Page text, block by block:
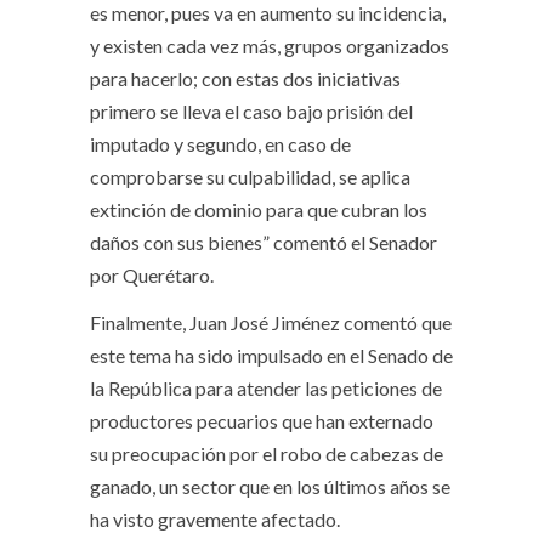
es menor, pues va en aumento su incidencia,
y existen cada vez más, grupos organizados
para hacerlo; con estas dos iniciativas
primero se lleva el caso bajo prisión del
imputado y segundo, en caso de
comprobarse su culpabilidad, se aplica
extinción de dominio para que cubran los
daños con sus bienes” comentó el Senador
por Querétaro.
Finalmente, Juan José Jiménez comentó que
este tema ha sido impulsado en el Senado de
la República para atender las peticiones de
productores pecuarios que han externado
su preocupación por el robo de cabezas de
ganado, un sector que en los últimos años se
ha visto gravemente afectado.